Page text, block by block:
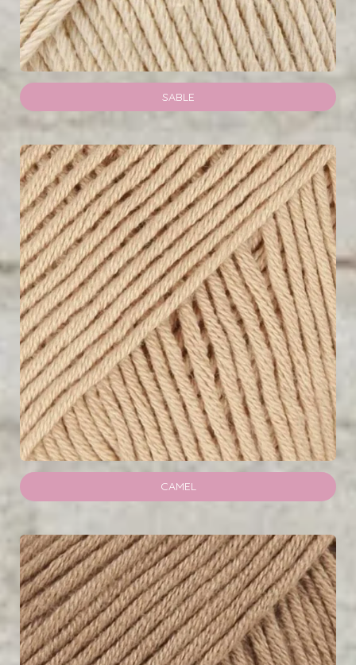
SABLE
CAMEL